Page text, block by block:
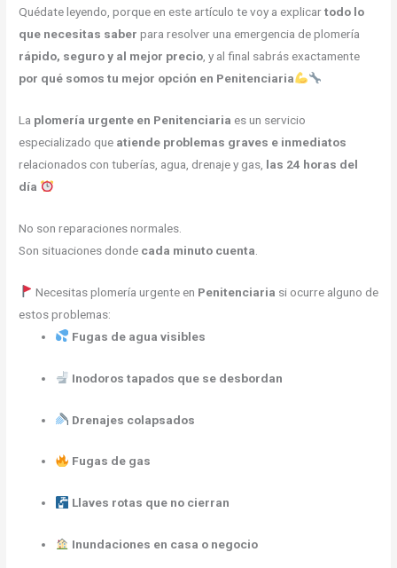
Quédate leyendo, porque en este artículo te voy a explicartodo lo
que necesitas saber para resolver una emergencia de plomería
rápido, seguro y al mejor precio , y al final sabrás exactamente
por qué somos tu mejor opción en Penitenciaria
La plomería urgente en Penitenciaria es un servicio
especializado que atiende problemas graves e inmediatos
relacionados con tuberías, agua, drenaje y gas, las 24 horas del
día
No son reparaciones normales.
Son situaciones donde cada minuto cuenta
Necesitas plomería urgente en Penitenciaria si ocurre alguno de
estos problemas:
Fugas de agua visibles
Inodoros tapados que se desbordan
Drenajes colapsados
Fugas de gas
Llaves rotas que no cierran
Inundaciones en casa o negocio